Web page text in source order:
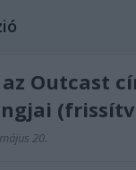
Outcast
20.